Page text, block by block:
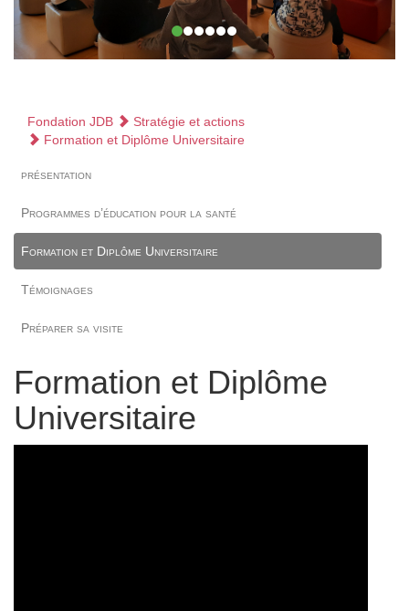
Fondation JDB
Stratégie et actions
Formation et Diplôme Universitaire
présentation
Programmes d’éducation pour la santé
Formation et Diplôme Universitaire
Témoignages
Préparer sa visite
Formation et Diplôme
Universitaire